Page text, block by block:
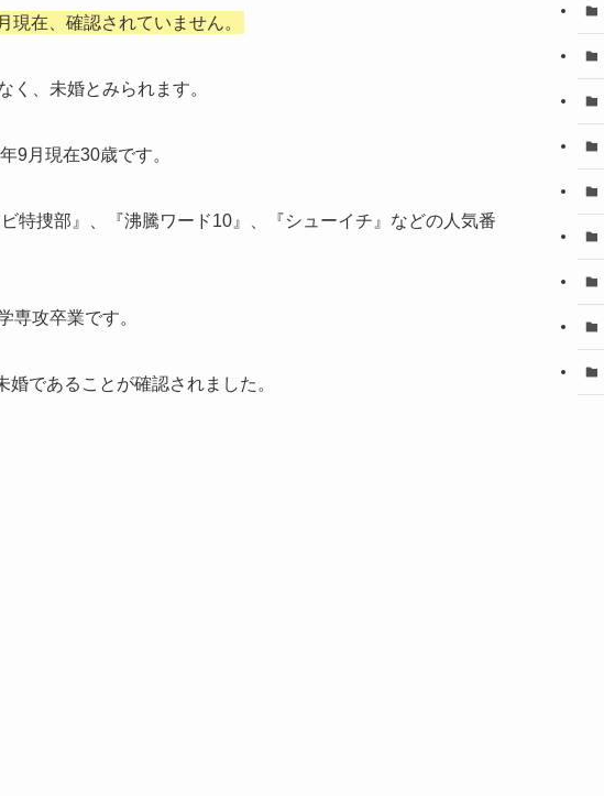
在、確認されていません。
く、未婚とみられます。
9月現在30歳です。
特捜部』、『沸騰ワード10』、『シューイチ』などの人気番
専攻卒業です。
であることが確認されました。